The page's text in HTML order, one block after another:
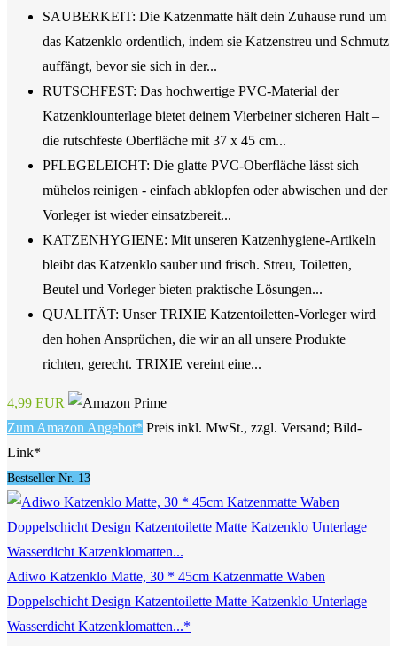
SAUBERKEIT: Die Katzenmatte hält dein Zuhause rund um
das Katzenklo ordentlich, indem sie Katzenstreu und Schmutz
auffängt, bevor sie sich in der...
RUTSCHFEST: Das hochwertige PVC-Material der
Katzenklounterlage bietet deinem Vierbeiner sicheren Halt –
die rutschfeste Oberfläche mit 37 x 45 cm...
PFLEGELEICHT: Die glatte PVC-Oberfläche lässt sich
mühelos reinigen - einfach abklopfen oder abwischen und der
Vorleger ist wieder einsatzbereit...
KATZENHYGIENE: Mit unseren Katzenhygiene-Artikeln
bleibt das Katzenklo sauber und frisch. Streu, Toiletten,
Beutel und Vorleger bieten praktische Lösungen...
QUALITÄT: Unser TRIXIE Katzentoiletten-Vorleger wird
den hohen Ansprüchen, die wir an all unsere Produkte
richten, gerecht. TRIXIE vereint eine...
4,99 EUR
Zum Amazon Angebot* Preis inkl. MwSt., zzgl. Versand; Bild-
Link*
Bestseller Nr. 13
Adiwo Katzenklo Matte, 30 * 45cm Katzenmatte Waben
Doppelschicht Design Katzentoilette Matte Katzenklo Unterlage
Wasserdicht Katzenklomatten...*